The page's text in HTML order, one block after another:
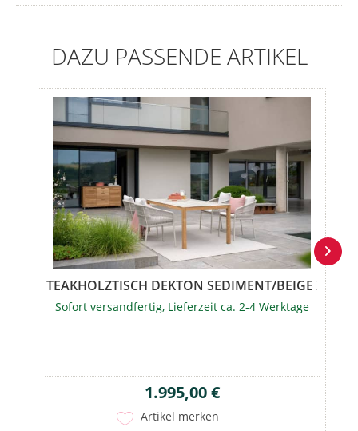
DAZU PASSENDE ARTIKEL
TEAKHOLZTISCH DEKTON SEDIMENT/BEIGE 2,00
Sofort versandfertig, Lieferzeit ca. 2-4 Werktage
Artikel merken
1.995,00 €